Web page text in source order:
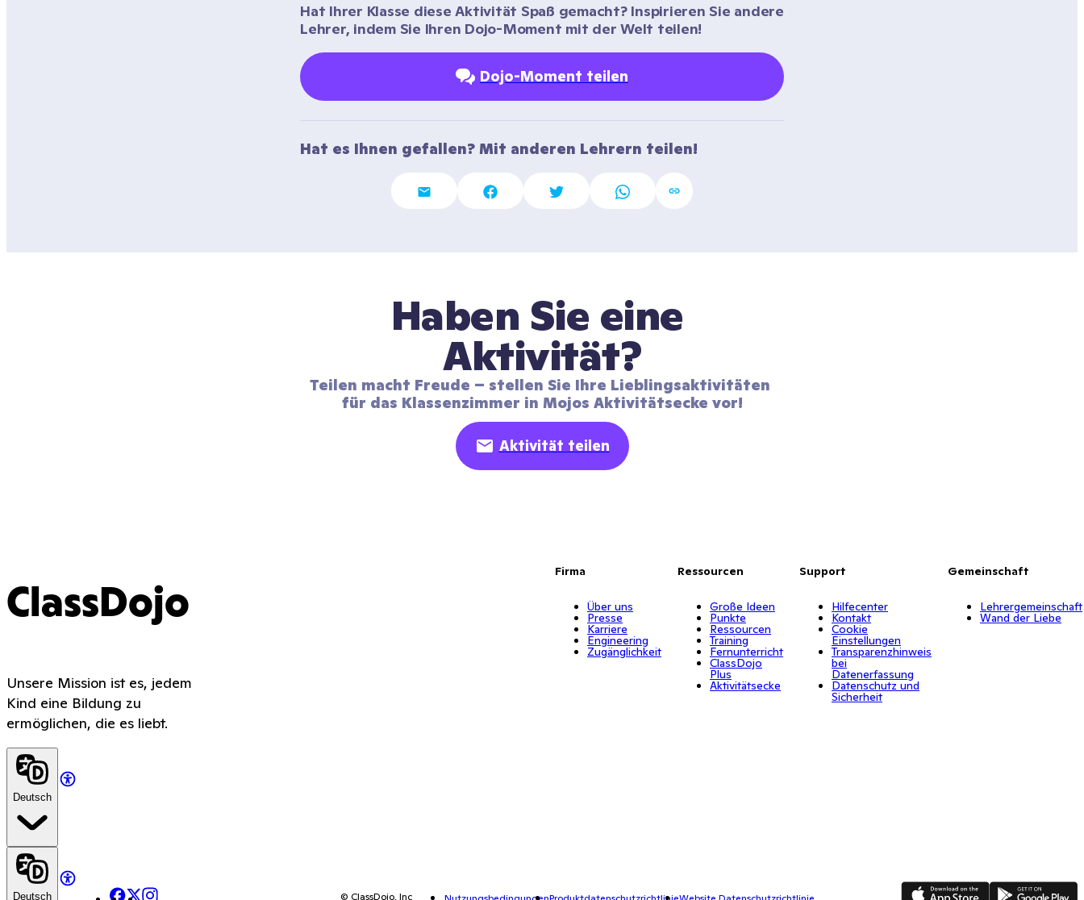
Hat Ihrer Klasse diese Aktivität Spaß gemacht? Inspirieren Sie andere
Lehrer, indem Sie Ihren Dojo-Moment mit der Welt teilen!
Dojo-Moment teilen
Hat es Ihnen gefallen? Mit anderen Lehrern teilen!
Haben Sie eine
Aktivität?
Teilen macht Freude – stellen Sie Ihre Lieblingsaktivitäten
für das Klassenzimmer in Mojos Aktivitätsecke vor!
Aktivität teilen
ClassDojo
Unsere Mission ist es, jedem
Kind eine Bildung zu
ermöglichen, die es liebt.
Deutsch
Firma
Über uns
Presse
Karriere
Engineering
Zugänglichkeit
Ressourcen
Große Ideen
Punkte
Ressourcen
Training
Fernunterricht
ClassDojo
Plus
Aktivitätsecke
Support
Hilfecenter
Kontakt
Cookie
Einstellungen
Transparenzhinweis
bei
Datenerfassung
Datenschutz und
Sicherheit
Gemeinschaft
Lehrergemeinschaft
Wand der Liebe
Deutsch Facebook
X Instagram © ClassDojo, Inc App Store Google Play